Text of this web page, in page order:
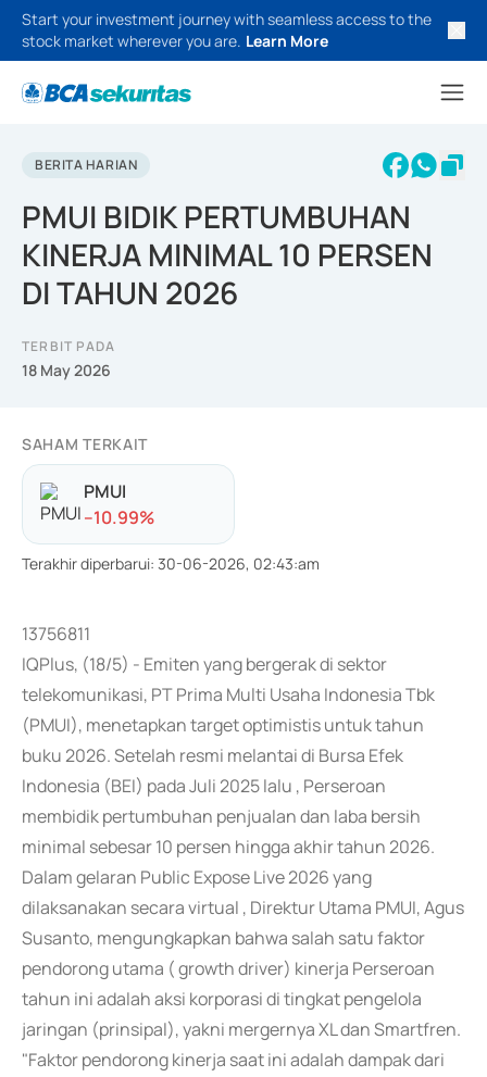
Start your investment journey with seamless access to the
stock market wherever you are. Learn More
BERITA HARIAN
PMUI BIDIK PERTUMBUHAN
KINERJA MINIMAL 10 PERSEN
DI TAHUN 2026
TERBIT PADA
18 May 2026
SAHAM TERKAIT
PMUI
--10.99%
Terakhir diperbarui: 30-06-2026, 02:43:am
13756811
IQPlus, (18/5) - Emiten yang bergerak di sektor
telekomunikasi, PT Prima Multi Usaha Indonesia Tbk
(PMUI), menetapkan target optimistis untuk tahun
buku 2026. Setelah resmi melantai di Bursa Efek
Indonesia (BEI) pada Juli 2025 lalu , Perseroan
membidik pertumbuhan penjualan dan laba bersih
minimal sebesar 10 persen hingga akhir tahun 2026.
Dalam gelaran Public Expose Live 2026 yang
dilaksanakan secara virtual , Direktur Utama PMUI, Agus
Susanto, mengungkapkan bahwa salah satu faktor
pendorong utama ( growth driver) kinerja Perseroan
tahun ini adalah aksi korporasi di tingkat pengelola
jaringan (prinsipal), yakni mergernya XL dan Smartfren.
"Faktor pendorong kinerja saat ini adalah dampak dari